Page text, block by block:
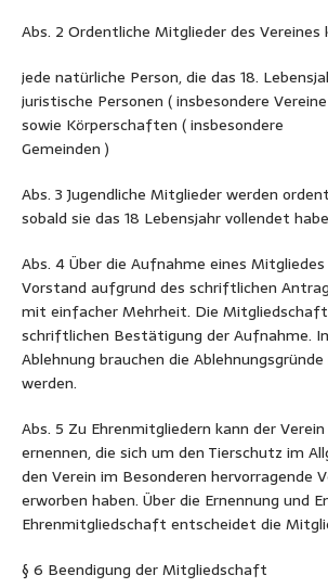
Abs. 2 Ordentliche Mitglieder des Vereines
jede natürliche Person, die das 18.
juristische Personen ( insbesondere
sowie Körperschaften ( insbesondere
Gemeinden )
Abs. 3 Jugendliche Mitglieder werden
sobald sie das 18 Lebensjahr vollendet
Abs. 4 Über die Aufnahme eines
Vorstand aufgrund des schriftlichen
mit einfacher Mehrheit. Die
schriftlichen Bestätigung der Aufnahme.
Ablehnung brauchen die
werden.
Abs. 5 Zu Ehrenmitgliedern kann der
ernennen, die sich um den Tierschutz im
den Verein im Besonderen hervorragende
erworben haben. Über die Ernennung und
Ehrenmitgliedschaft entscheidet die
§ 6 Beendigung der Mitgliedschaft